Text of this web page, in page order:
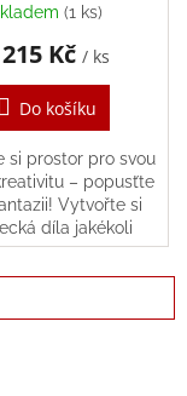
(1 ks)
Kč / ks
Do košíku
si prostor pro svou
– popusťte
Vytvořte si
díla jakékoli
která můžete
předělat nebo